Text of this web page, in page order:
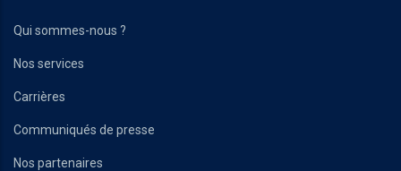
Qui sommes-nous ?
Nos services
Carrières
Communiqués de presse
Nos partenaires